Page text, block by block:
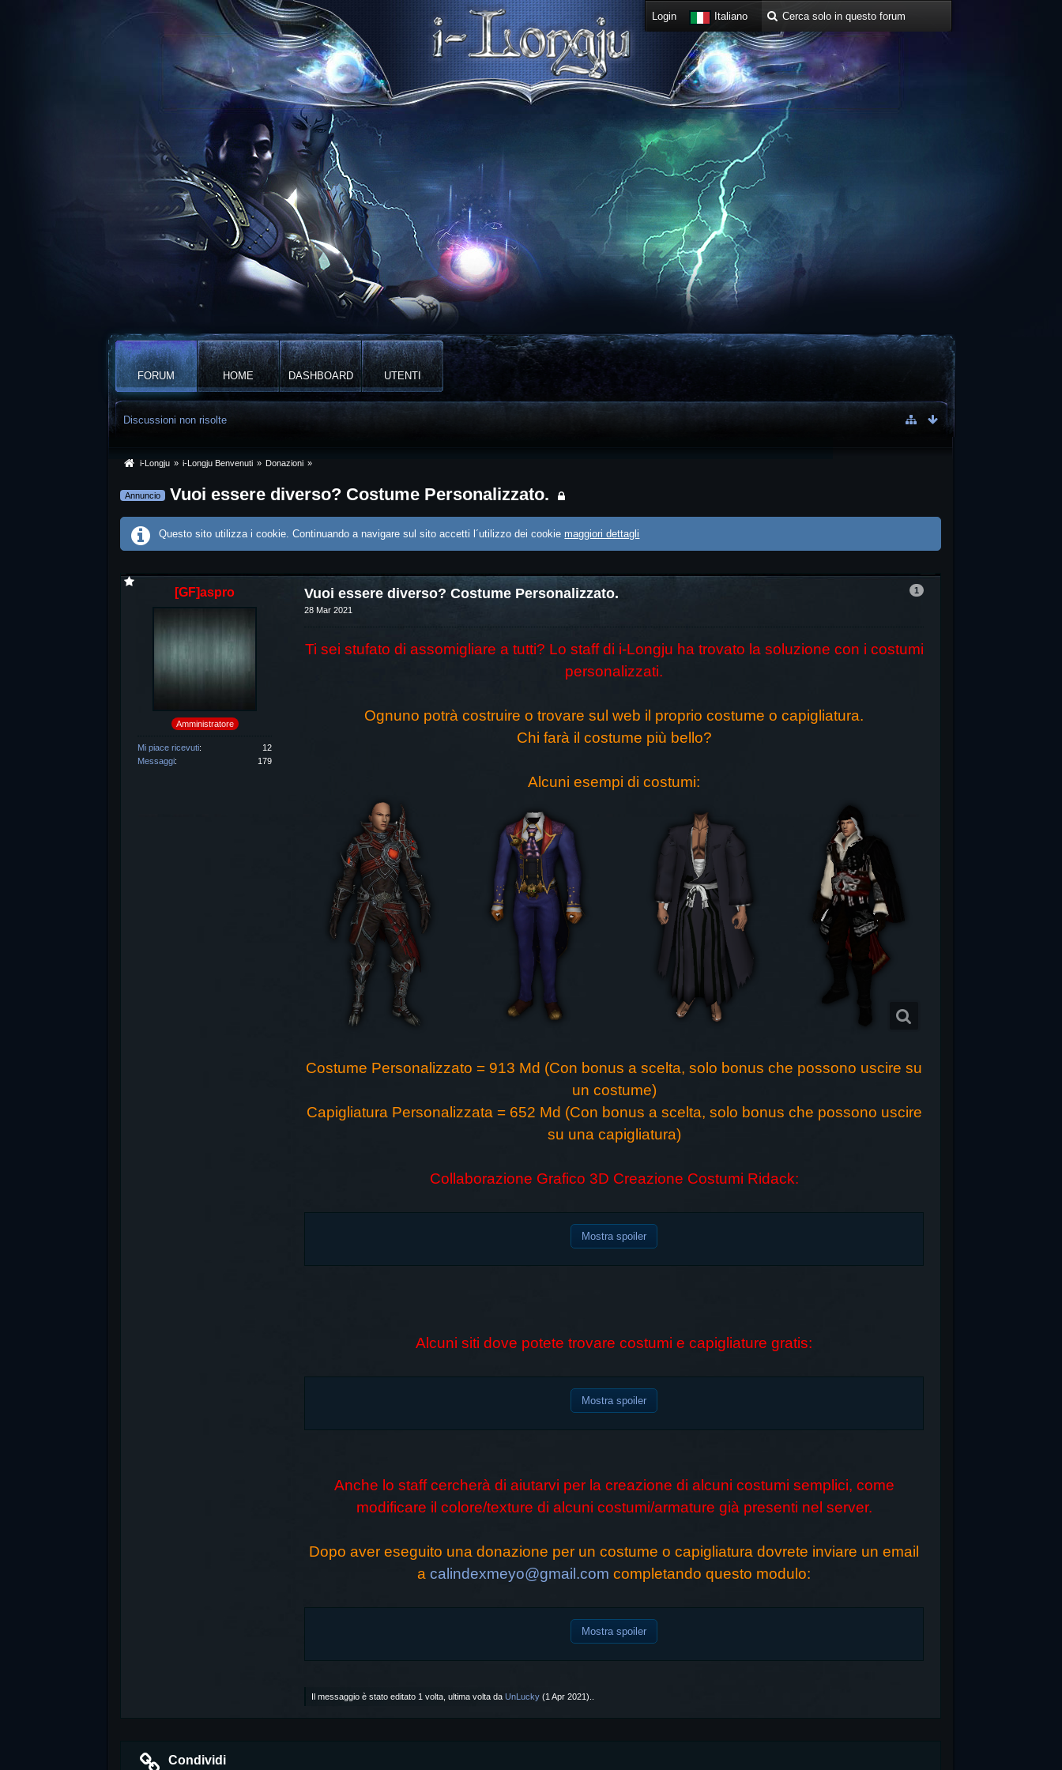
Login Italiano
FORUM HOME DASHBOARD UTENTI
Discussioni non risolte
i-Longju » i-Longju Benvenuti » Donazioni »
Annuncio Vuoi essere diverso? Costume Personalizzato.
Questo sito utilizza i cookie. Continuando a navigare sul sito accetti l´utilizzo dei cookie maggiori dettagli
[GF]aspro
Amministratore
Mi piace ricevuti
12
Messaggi
179
1
Vuoi essere diverso? Costume Personalizzato.
28 Mar 2021
Ti sei stufato di assomigliare a tutti? Lo staff di i-Longju ha trovato la soluzione con i costumi
personalizzati.
Ognuno potrà costruire o trovare sul web il proprio costume o capigliatura.
Chi farà il costume più bello?
Alcuni esempi di costumi:
Costume Personalizzato = 913 Md (Con bonus a scelta, solo bonus che possono uscire su
un costume)
Capigliatura Personalizzata = 652 Md (Con bonus a scelta, solo bonus che possono uscire
su una capigliatura)
Collaborazione Grafico 3D Creazione Costumi Ridack:
Mostra spoiler
Alcuni siti dove potete trovare costumi e capigliature gratis:
Mostra spoiler
Anche lo staff cercherà di aiutarvi per la creazione di alcuni costumi semplici, come
modificare il colore/texture di alcuni costumi/armature già presenti nel server.
Dopo aver eseguito una donazione per un costume o capigliatura dovrete inviare un email
acalindexmeyo@gmail.com completando questo modulo:
Mostra spoiler
Il messaggio è stato editato 1 volta, ultima volta daUnLucky (1 Apr 2021)..
Condividi